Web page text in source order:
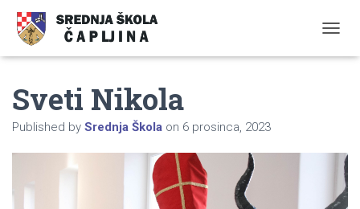
Sveti Nikola
Published by Srednja Škola on 6 prosinca, 2023